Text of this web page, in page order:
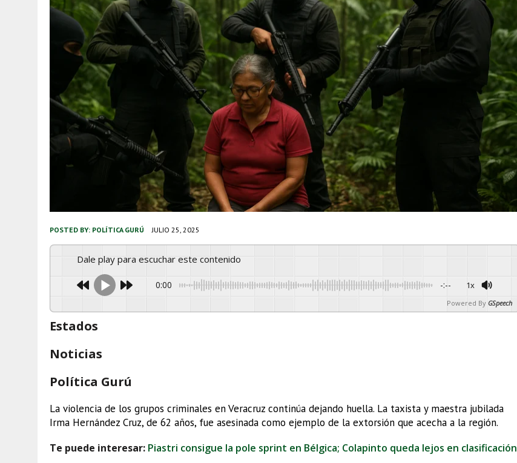
POSTED BY: POLÍTICA GURÚ JULIO 25, 2025
Dale play para escuchar este contenido
0:00 -:-- 1x
Powered By GSpeech
Estados
Noticias
Política Gurú
La violencia de los grupos criminales en Veracruz continúa dejando huella. La taxista y maestra jubilada
Irma Hernández Cruz, de 62 años, fue asesinada como ejemplo de la extorsión que acecha a la región.
Te puede interesar: Piastri consigue la pole sprint en Bélgica; Colapinto queda lejos en clasificación